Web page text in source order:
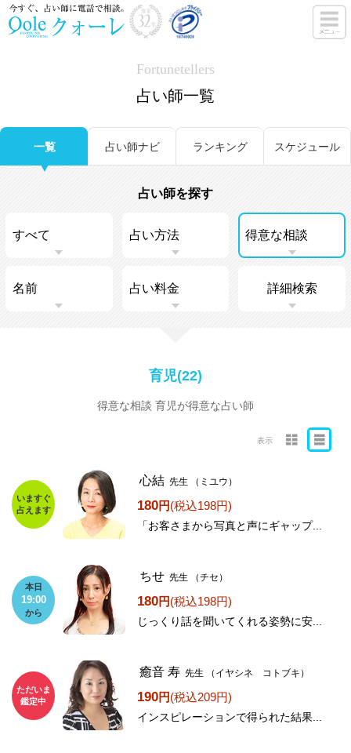
Fortunetellers
占い師一覧
一覧 占い師ナビ ランキング スケジュール
占い師を探す
詳細検索
育児(22)
得意な相談 育児が得意な占い師
表示
いますぐ
占えます
心結 先生 （ミユウ）
180円(税込198円)
「お客さまから写真と声にギャップ...
本日
19:00
から
ちせ 先生 （チセ）
180円(税込198円)
じっくり話を聞いてくれる姿勢に安...
ただいま
鑑定中
癒音 寿 先生 （イヤシネ コトブキ）
190円(税込209円)
インスピレーションで得られた結果...